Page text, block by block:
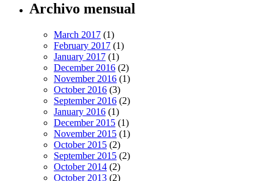
Archivo mensual
March 2017 (1)
February 2017 (1)
January 2017 (1)
December 2016 (2)
November 2016 (1)
October 2016 (3)
September 2016 (2)
January 2016 (1)
December 2015 (1)
November 2015 (1)
October 2015 (2)
September 2015 (2)
October 2014 (2)
October 2013 (2)